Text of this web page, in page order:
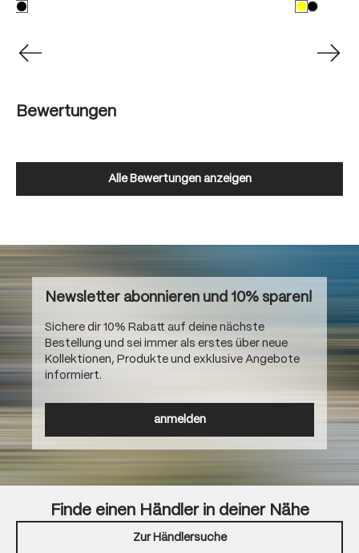
Bewertungen
Alle Bewertungen anzeigen
Newsletter abonnieren und 10% sparen!
Sichere dir 10% Rabatt auf deine nächste
Bestellung und sei immer als erstes über neue
Kollektionen, Produkte und exklusive Angebote
informiert.
anmelden
Finde einen Händler in deiner Nähe
Zur Händlersuche